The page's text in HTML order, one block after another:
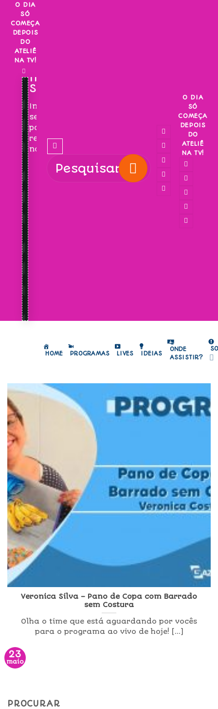
Skip
content
O DIA
SÓ
COMEÇA
DEPOIS
DO
ATELIÊ
NA TV!
INSCREVA-
SE!
Inscreva-
se
para
receber
novidades!
O DIA
SÓ
COMEÇA
DEPOIS
DO
ATELIÊ
NA TV!
HOME PROGRAMAS LIVES IDEIAS
ONDE
ASSISTIR?
Veronica Silva – Pano de Copa com Barrado
sem Costura
Olha o time que está aguardando por vocês
para o programa ao vivo de hoje! [...]
23
maio
PROCURAR